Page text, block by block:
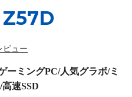
ビュー
ーミングPC/人気グラボ/ミ
速SSD